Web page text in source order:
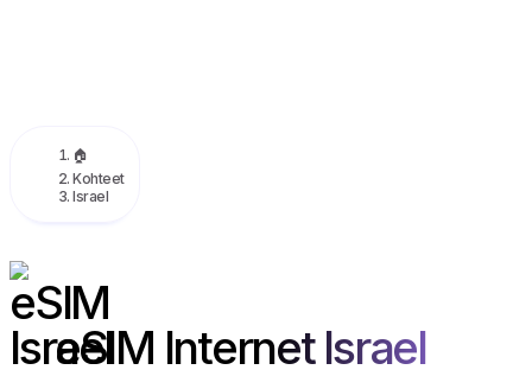
🏠
Kohteet
Israel
eSIM Internet Israel